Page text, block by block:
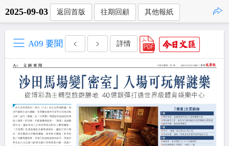
2025-09-03 返回首版 往期回顧 其他報紙
A09 要聞 詳情